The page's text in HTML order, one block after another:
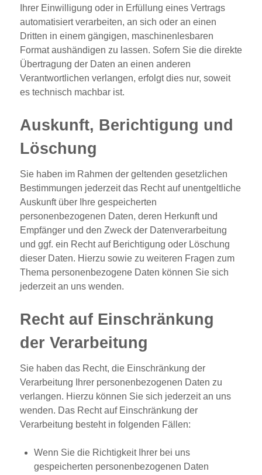
Ihrer Einwilligung oder in Erfüllung eines Vertrags
automatisiert verarbeiten, an sich oder an einen
Dritten in einem gängigen, maschinenlesbaren
Format aushändigen zu lassen. Sofern Sie die direkte
Übertragung der Daten an einen anderen
Verantwortlichen verlangen, erfolgt dies nur, soweit
es technisch machbar ist.
Auskunft, Berichtigung und
Löschung
Sie haben im Rahmen der geltenden gesetzlichen
Bestimmungen jederzeit das Recht auf unentgeltliche
Auskunft über Ihre gespeicherten
personenbezogenen Daten, deren Herkunft und
Empfänger und den Zweck der Datenverarbeitung
und ggf. ein Recht auf Berichtigung oder Löschung
dieser Daten. Hierzu sowie zu weiteren Fragen zum
Thema personenbezogene Daten können Sie sich
jederzeit an uns wenden.
Recht auf Einschränkung
der Verarbeitung
Sie haben das Recht, die Einschränkung der
Verarbeitung Ihrer personenbezogenen Daten zu
verlangen. Hierzu können Sie sich jederzeit an uns
wenden. Das Recht auf Einschränkung der
Verarbeitung besteht in folgenden Fällen:
Wenn Sie die Richtigkeit Ihrer bei uns
gespeicherten personenbezogenen Daten